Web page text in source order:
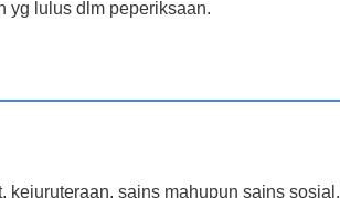
yg lulus dlm peperiksaan.
kejuruteraan, sains mahupun sains sosial.